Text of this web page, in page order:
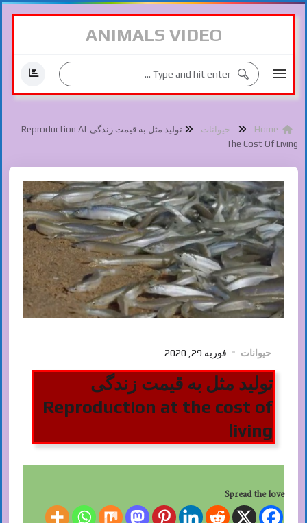
ANIMALS VIDEO
حیوانات
تولید مثل به قیمت زندگی Reproduction At
The Cost Of Living
حیوانات فوریه 29, 2020
تولید مثل به قیمت زندگی
Reproduction at the cost of
living
Spread the love